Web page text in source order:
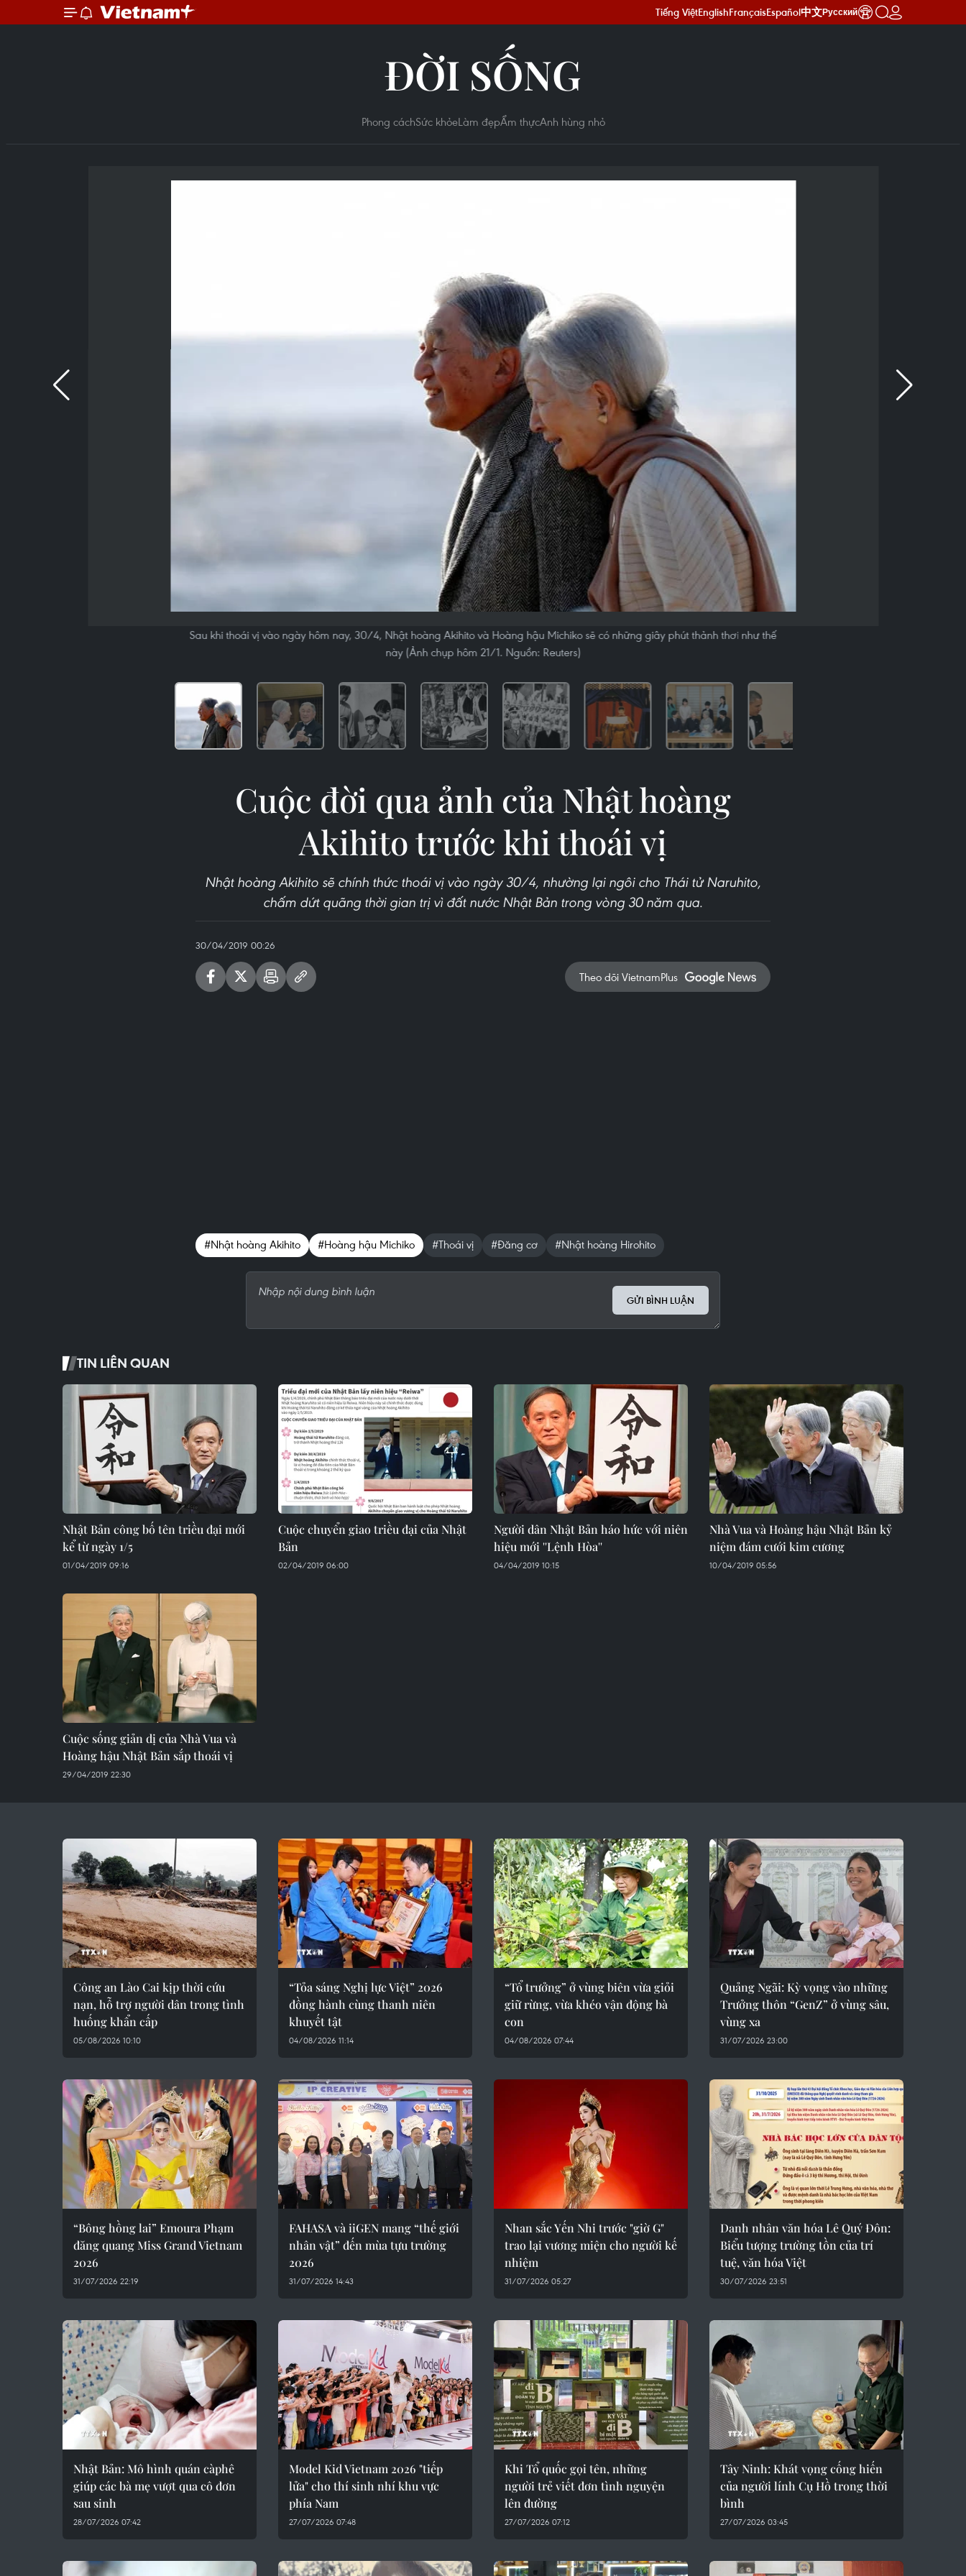
Tiếng ViệtEnglishFrançaisEspañol中文Русский
ĐỜI SỐNG
Phong cáchSức khỏeLàm đẹpẨm thựcAnh hùng nhỏ
Sau khi thoái vị vào ngày hôm nay, 30/4, Nhật hoàng Akihito và Hoàng hậu Michiko sẽ có những giây phút thảnh thơi như thế
này (Ảnh chụp hôm 21/1. Nguồn: Reuters)
Cuộc đời qua ảnh của Nhật hoàng
Akihito trước khi thoái vị
Nhật hoàng Akihito sẽ chính thức thoái vị vào ngày 30/4, nhường lại ngôi cho Thái tử Naruhito,
chấm dứt quãng thời gian trị vì đất nước Nhật Bản trong vòng 30 năm qua.
30/04/2019 00:26
Theo dõi VietnamPlus
#Nhật hoàng Akihito #Hoàng hậu Michiko #Thoái vị #Đăng cơ #Nhật hoàng Hirohito
GỬI BÌNH LUẬN
TIN LIÊN QUAN
Nhật Bản công bố tên triều đại mới
kể từ ngày 1/5
01/04/2019 09:16
Cuộc chuyển giao triều đại của Nhật
Bản
02/04/2019 06:00
Người dân Nhật Bản háo hức với niên
hiệu mới ''Lệnh Hòa''
04/04/2019 10:15
Nhà Vua và Hoàng hậu Nhật Bản kỷ
niệm đám cưới kim cương
10/04/2019 05:56
Cuộc sống giản dị của Nhà Vua và
Hoàng hậu Nhật Bản sắp thoái vị
29/04/2019 22:30
Công an Lào Cai kịp thời cứu
nạn, hỗ trợ người dân trong tình
huống khẩn cấp
05/08/2026 10:10
“Tỏa sáng Nghị lực Việt” 2026
đồng hành cùng thanh niên
khuyết tật
04/08/2026 11:14
“Tổ trưởng” ở vùng biên vừa giỏi
giữ rừng, vừa khéo vận động bà
con
04/08/2026 07:44
Quảng Ngãi: Kỳ vọng vào những
Trưởng thôn “GenZ” ở vùng sâu,
vùng xa
31/07/2026 23:00
“Bông hồng lai” Emoura Phạm
đăng quang Miss Grand Vietnam
2026
31/07/2026 22:19
FAHASA và iiGEN mang “thế giới
nhân vật” đến mùa tựu trường
2026
31/07/2026 14:43
Nhan sắc Yến Nhi trước "giờ G"
trao lại vương miện cho người kế
nhiệm
31/07/2026 05:27
Danh nhân văn hóa Lê Quý Đôn:
Biểu tượng trường tồn của trí
tuệ, văn hóa Việt
30/07/2026 23:51
Nhật Bản: Mô hình quán càphê
giúp các bà mẹ vượt qua cô đơn
sau sinh
28/07/2026 07:42
Model Kid Vietnam 2026 "tiếp
lửa" cho thí sinh nhí khu vực
phía Nam
27/07/2026 07:48
Khi Tổ quốc gọi tên, những
người trẻ viết đơn tình nguyện
lên đường
27/07/2026 07:12
Tây Ninh: Khát vọng cống hiến
của người lính Cụ Hồ trong thời
bình
27/07/2026 03:45